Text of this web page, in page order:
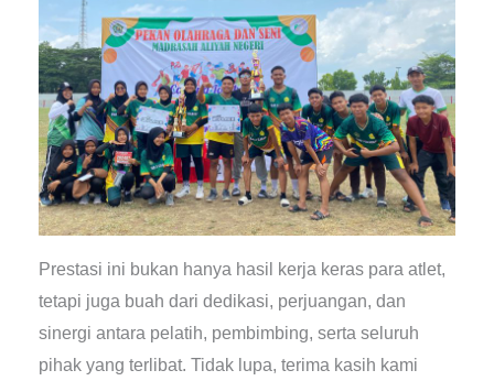
Prestasi ini bukan hanya hasil kerja keras para atlet,
tetapi juga buah dari dedikasi, perjuangan, dan
sinergi antara pelatih, pembimbing, serta seluruh
pihak yang terlibat. Tidak lupa, terima kasih kami